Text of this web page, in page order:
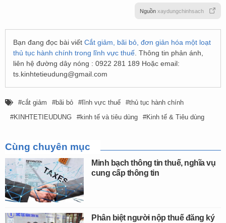
Nguồn xaydungchinhsach
Bạn đang đọc bài viết Cắt giảm, bãi bỏ, đơn giản hóa một loạt
thủ tục hành chính trong lĩnh vực thuế . Thông tin phản ánh,
liên hệ đường dây nóng : 0922 281 189 Hoặc email:
ts.kinhtetieudung@gmail.com
cắt giảm bãi bỏ lĩnh vực thuế
thủ tục hành chính
KINHTETIEUDUNG
kinh tế và tiêu dùng Kinh tế & Tiêu dùng
Cùng chuyên mục
Minh bạch thông tin thuế, nghĩa vụ
cung cấp thông tin
Phân biệt người nộp thuế đăng ký